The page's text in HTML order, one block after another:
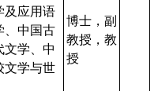
及应用语
、中国古
文学、中
文学与世
博士，副
教授，教
授